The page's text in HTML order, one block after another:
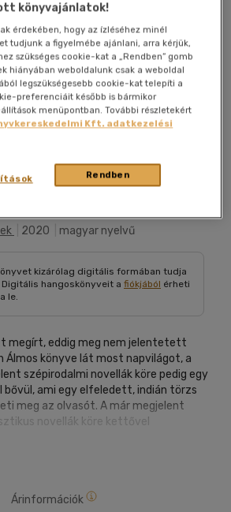
Kívánságlistához adom
2020 magyar nyelvű
kizárólag digitális formában tudja
hangoskönyveit a fiókjából érheti
le.
megírt, eddig meg nem jelentetett
Álmos könyve lát most napvilágot, a
szépirodalmi novellák köre pedig egy
bővül, ami egy elfeledett, indián törzs
meg az olvasót. A már megjelent
novellák köre kettővel
közül a Lehetőség című kifejezetten
- ebben a képekkel illusztrált
Árinformációk
könyvajánlatok!
érdekében, hogy az ízléséhez minél
tudjunk a figyelmébe ajánlani, arra kérjük,
szükséges cookie-kat a „Rendben” gomb
hiányában weboldalunk csak a weboldal
legszükségesebb cookie-kat telepíti a
preferenciáit később is bármikor
menüpontban. További részletekért
Kft. adatkezelési
Rendben